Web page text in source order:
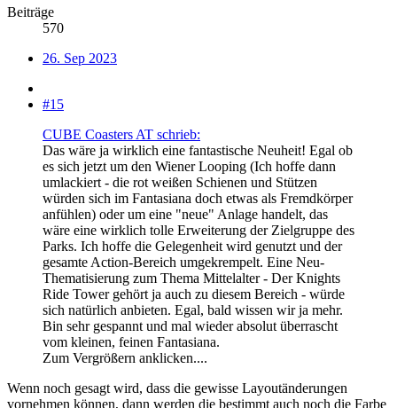
Beiträge
570
26. Sep 2023
#15
CUBE Coasters AT schrieb:
Das wäre ja wirklich eine fantastische Neuheit! Egal ob
es sich jetzt um den Wiener Looping (Ich hoffe dann
umlackiert - die rot weißen Schienen und Stützen
würden sich im Fantasiana doch etwas als Fremdkörper
anfühlen) oder um eine "neue" Anlage handelt, das
wäre eine wirklich tolle Erweiterung der Zielgruppe des
Parks. Ich hoffe die Gelegenheit wird genutzt und der
gesamte Action-Bereich umgekrempelt. Eine Neu-
Thematisierung zum Thema Mittelalter - Der Knights
Ride Tower gehört ja auch zu diesem Bereich - würde
sich natürlich anbieten. Egal, bald wissen wir ja mehr.
Bin sehr gespannt und mal wieder absolut überrascht
vom kleinen, feinen Fantasiana.
Zum Vergrößern anklicken....
Wenn noch gesagt wird, dass die gewisse Layoutänderungen
vornehmen können, dann werden die bestimmt auch noch die Farbe